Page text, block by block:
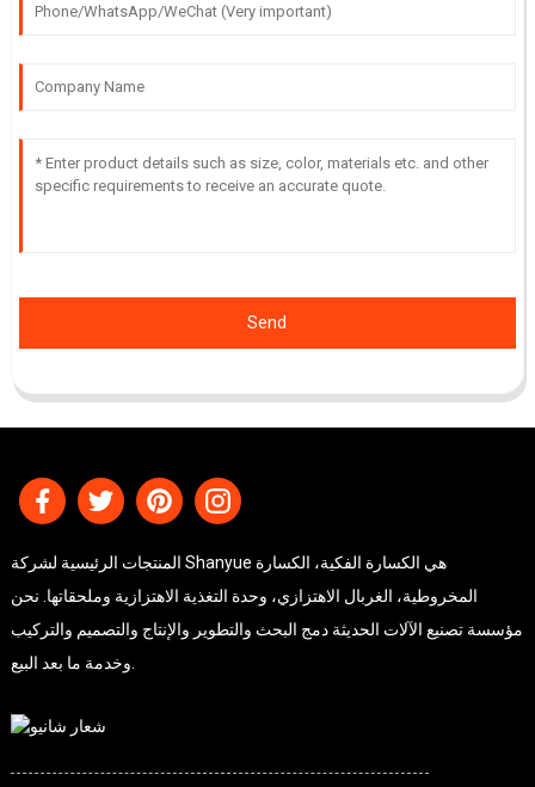
Send
المنتجات الرئيسية لشركة Shanyue هي الكسارة الفكية، الكسارة
المخروطية، الغربال الاهتزازي، وحدة التغذية الاهتزازية وملحقاتها. نحن
مؤسسة تصنيع الآلات الحديثة دمج البحث والتطوير والإنتاج والتصميم والتركيب